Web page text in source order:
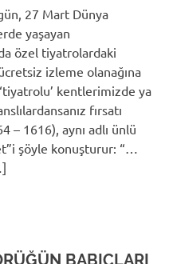
27 Mart Dünya
yaşayan
özel tiyatrolardaki
izleme olanağına
kentlerimizde ya
fırsatı
– 1616), aynı adlı ünlü
şöyle konuşturur: “…
BABIÇLARI